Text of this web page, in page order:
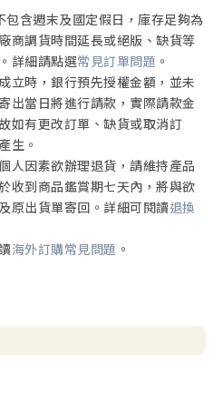
含週末及國定假日，庫存足夠為
商調貨時間延長或絕版、缺貨等
詳細請點選常見訂單問題 。
立時，銀行預先授權金額，並未
出當日將進行請款，實際請款金
如有更改訂單、缺貨或取消訂
生。
人因素欲辦理退貨，請維持產品
收到商品鑑賞期七天內，將與欲
原出貨單寄回。詳細可閱讀退換
海外訂購常見問題 。